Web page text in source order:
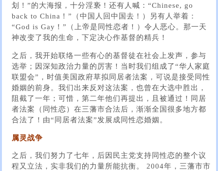
划！”的大海报，十分淫亵！还有人喊：“Chinese, go
back to China！”（中国人回中国去！）另有人举着：
“God is Gay！”（上帝是同性恋者！）令人恶心。那一天
神改变了我的生命，下定决心作基督的精兵！
之后，我开始联络一些有心的基督徒在社会上发声，参与
选举；因深知政治力量的厉害！当时我们组成了“华人家庭
联盟会”，时值美国政府草拟同居者法案，可说是接受同性
婚姻的前身。我们出来反对这法案，也曾在大选中胜出，
阻截了一年；可惜，第二年他们再提出，且被通过！同居
者法案（同性恋）在三藩市合法后，渐渐全国很多地方都
合法了！由“同居者法案”发展成同性恋婚姻。
属灵战争
之后，我们努力了七年，后因民主党支持同性恋的整个议
程又立法，实非我们的力量所能抗衡。 2004年，三藩市市